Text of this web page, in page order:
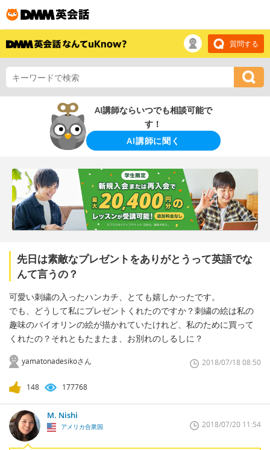
質問する
AI講師ならいつでも相談可能で
す！
AI講師に聞く
先日は素敵なプレゼントをありがとうって英語でな
んて言うの？
可愛い刺繍の入ったハンカチ、とても嬉しかったです。
でも、どうして私にプレゼントくれたのですか？刺繍の絵は私の
趣味のバイオリンの絵が描かれていたけれど、私のために買って
くれたの？それともたまたま、お別れのしるしに？
yamatonadesikoさん 2018/07/18 08:50
148 177768
M. Nishi
アメリカ合衆国 2018/07/20 11:54